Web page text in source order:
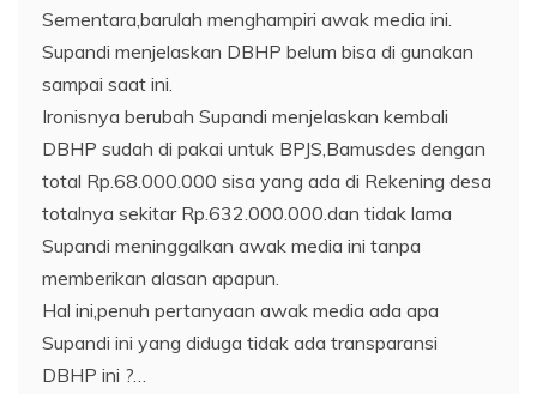
Sementara,barulah menghampiri awak media ini.
Supandi menjelaskan DBHP belum bisa di gunakan
sampai saat ini.
Ironisnya berubah Supandi menjelaskan kembali
DBHP sudah di pakai untuk BPJS,Bamusdes dengan
total Rp.68.000.000 sisa yang ada di Rekening desa
totalnya sekitar Rp.632.000.000.dan tidak lama
Supandi meninggalkan awak media ini tanpa
memberikan alasan apapun.
Hal ini,penuh pertanyaan awak media ada apa
Supandi ini yang diduga tidak ada transparansi
DBHP ini ?…